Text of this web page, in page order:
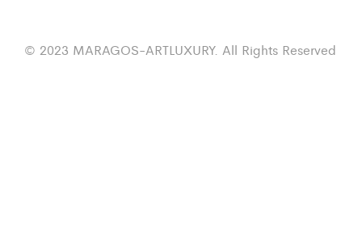
© 2023 MARAGOS-ARTLUXURY. All Rights Reserved